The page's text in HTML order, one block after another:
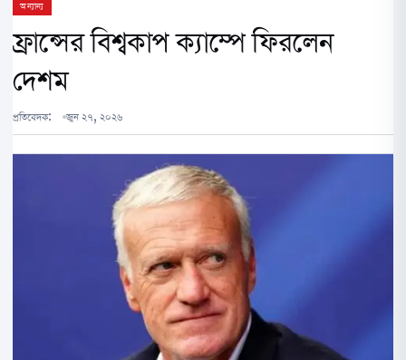
অন্যান্য
ফ্রান্সের বিশ্বকাপ ক্যাম্পে ফিরলেন
দেশম
প্রতিবেদক: জুন ২৭, ২০২৬